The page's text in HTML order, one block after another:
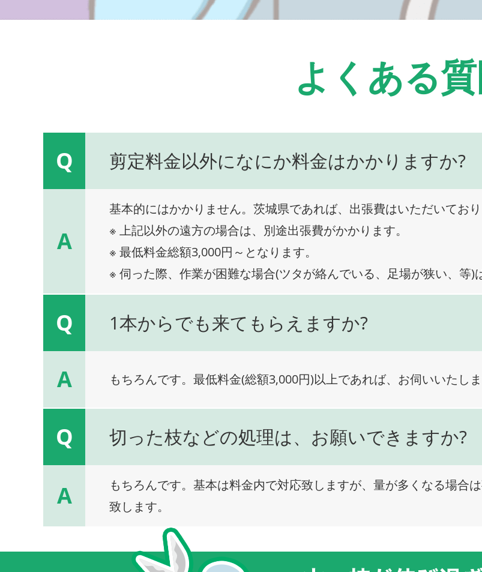
よくある
Q 剪定料金以外になにか料金はかかりますか?
A
基本的にはかかりません。茨城県であれば、出張費はいただいており
※ 上記以外の遠方の場合は、別途出張費がかかります。
※ 最低料金総額3,000円～となります。
※ 伺った際、作業が困難な場合(ツタが絡んでいる、足場が狭い、等)
Q 1本からでも来てもらえますか?
A もちろんです。最低料金(総額3,000円)以上であれば、お伺いいたしま
Q 切った枝などの処理は、お願いできますか?
A
もちろんです。基本は料金内で対応致しますが、量が多くなる場合
致します。